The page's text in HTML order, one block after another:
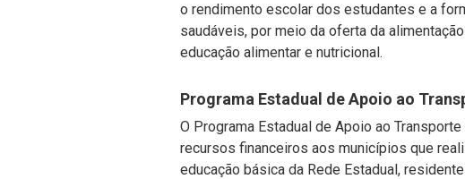
o rendimento escolar dos estudantes e a
saudáveis, por meio da oferta da
educação alimentar e nutricional.
Programa Estadual de Apoio ao
O Programa Estadual de Apoio ao
recursos financeiros aos municípios que
educação básica da Rede Estadual,